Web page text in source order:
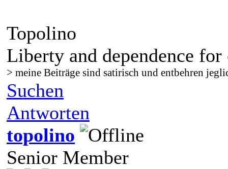
Topolino
Liberty and dependence for
> meine Beiträge sind satirisch und entbehren
Suchen
Antworten
topolino
Senior Member